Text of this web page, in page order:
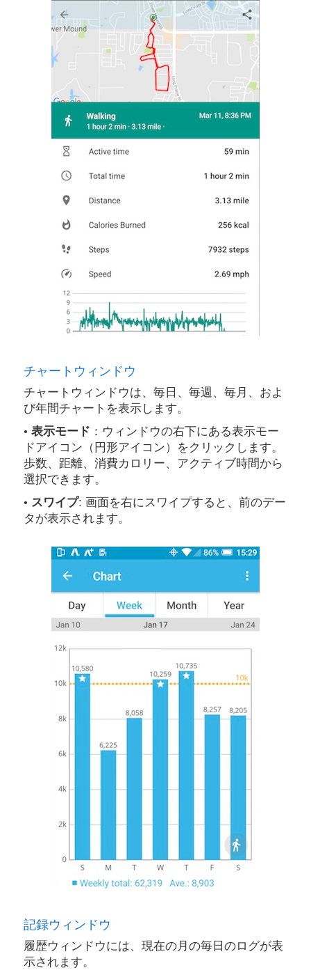
チャートウィンドウ
チャートウィンドウは、毎日、毎週、毎月、およ
び年間チャートを表示します。
• 表示モード ：ウィンドウの右下にある表示モー
ドアイコン（円形アイコン）をクリックします。
歩数、距離、消費カロリー、アクティブ時間から
選択できます。
• スワイプ: 画面を右にスワイプすると、前のデー
タが表示されます。
記録ウィンドウ
履歴ウィンドウには、現在の月の毎日のログが表
示されます。